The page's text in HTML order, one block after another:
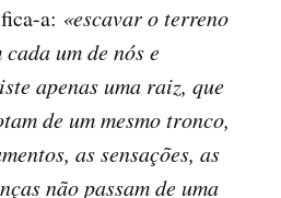
a: «escavar o terreno
um de nós e
apenas uma raiz, que
de um mesmo tronco,
as sensações, as
não passam de uma